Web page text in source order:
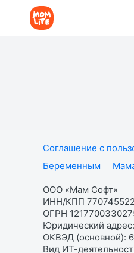
Соглашение с
Беременным
ООО «Мам Софт»
ИНН/КПП
ОГРН
Юридический
ОКВЭД (основной):
Вид ИТ-